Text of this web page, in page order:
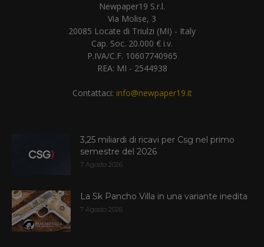
Newpaper19 S.r.l.
Via Molise, 3
20085 Locate di Triulzi (MI) - Italy
Cap. Soc. 20.000 € i.v.
P.IVA/C.F. 10607740965
REA: MI - 2544938
Contattaci: info@newpaper19.it
3,25 miliardi di ricavi per Csg nel primo
semestre del 2026
7 Agosto 2026
La Sk Pancho Villa in una variante inedita
7 Agosto 2026